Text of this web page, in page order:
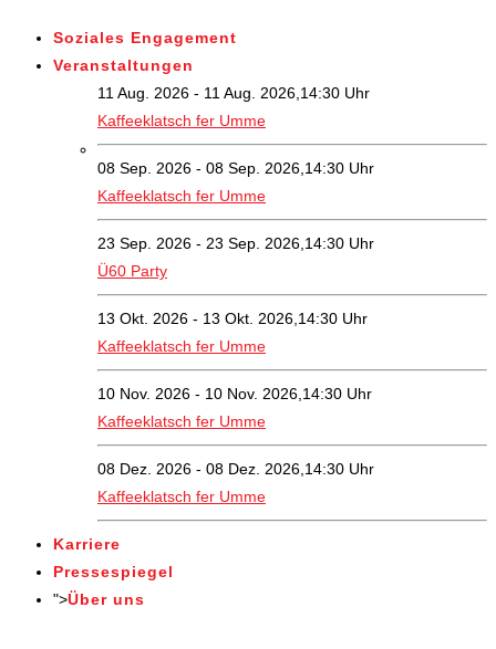
Soziales Engagement
Veranstaltungen
11 Aug. 2026 - 11 Aug. 2026,14:30 Uhr
Kaffeeklatsch fer Umme
08 Sep. 2026 - 08 Sep. 2026,14:30 Uhr
Kaffeeklatsch fer Umme
23 Sep. 2026 - 23 Sep. 2026,14:30 Uhr
Ü60 Party
13 Okt. 2026 - 13 Okt. 2026,14:30 Uhr
Kaffeeklatsch fer Umme
10 Nov. 2026 - 10 Nov. 2026,14:30 Uhr
Kaffeeklatsch fer Umme
08 Dez. 2026 - 08 Dez. 2026,14:30 Uhr
Kaffeeklatsch fer Umme
Karriere
Pressespiegel
">Über uns